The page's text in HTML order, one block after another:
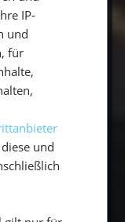
sehr
ist.
sind
dass Du
kannst.
über das
nutzen
für
IP-
und
für
und